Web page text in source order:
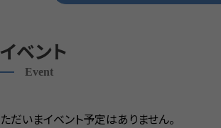
イベント
Event
ただいまイベント予定はありません。